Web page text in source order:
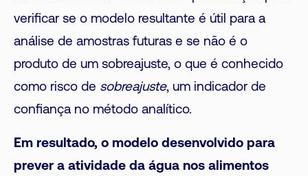
verificar se o modelo resultante é útil para a
análise de amostras futuras e se não é o
produto de um sobreajuste, o que é conhecido
como risco de sobreajuste, um indicador de
confiança no método analítico.
Em resultado, o modelo desenvolvido para
prever a atividade da água nos alimentos